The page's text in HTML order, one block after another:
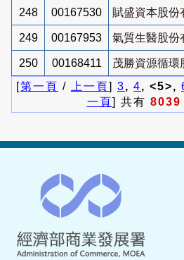
248 00167530 賦盛資本股份
249 00167953 氣質生醫股份
250 00168411
茂勝資源循環
[第一頁 / 上一頁] 3, 4, <5>,
一頁] 共有 8039